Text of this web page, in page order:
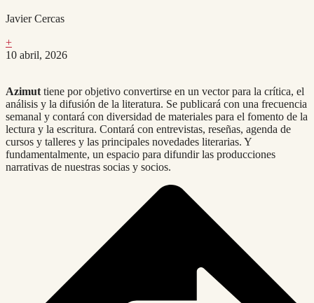
Javier Cercas
+
10 abril, 2026
Azimut tiene por objetivo convertirse en un vector para la crítica, el
análisis y la difusión de la literatura. Se publicará con una frecuencia
semanal y contará con diversidad de materiales para el fomento de la
lectura y la escritura. Contará con entrevistas, reseñas, agenda de
cursos y talleres y las principales novedades literarias. Y
fundamentalmente, un espacio para difundir las producciones
narrativas de nuestras socias y socios.